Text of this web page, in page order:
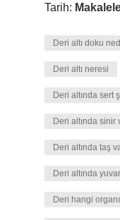
Tarih:
Deri altı doku
Deri altı neresi
Deri altında sert
Deri altında sinir
Deri altında taş
Deri altında
Deri hangi